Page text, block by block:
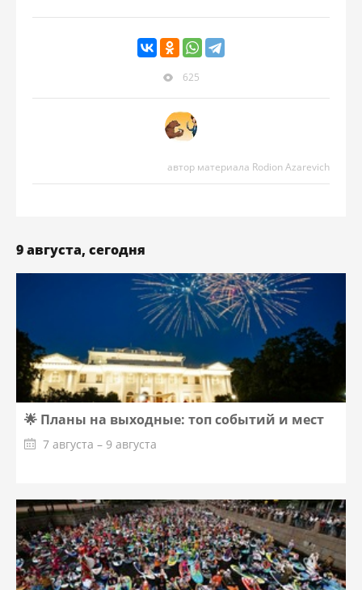
625
автор материала Rodion Azarevich
9 августа, сегодня
🌟 Планы на выходные: топ событий и мест
7 августа – 9 августа